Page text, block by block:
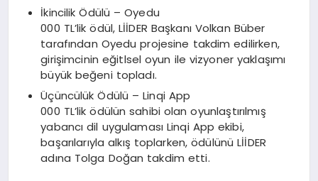
İkincilik Ödülü – Oyedu
000 TL’lik ödül, LİİDER Başkanı Volkan Büber
tarafından Oyedu projesine takdim edilirken,
girişimcinin eğitlsel oyun ile vizyoner yaklaşımı
büyük beğeni topladı.
Üçüncülük Ödülü – Linqi App
000 TL’lik ödülün sahibi olan oyunlaştırılmış
yabancı dil uygulaması Linqi App ekibi,
başarılarıyla alkış toplarken, ödülünü LİİDER
adına Tolga Doğan takdim etti.